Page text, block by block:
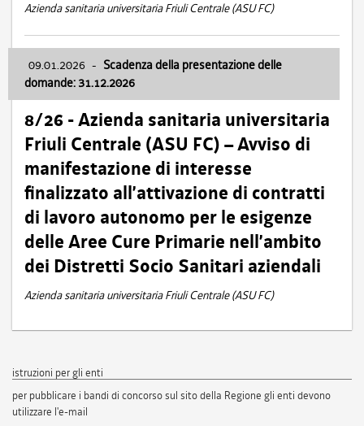
Azienda sanitaria universitaria Friuli Centrale (ASU FC)
09.01.2026 - Scadenza della presentazione delle
domande: 31.12.2026
8/26 - Azienda sanitaria universitaria
Friuli Centrale (ASU FC) – Avviso di
manifestazione di interesse
finalizzato all’attivazione di contratti
di lavoro autonomo per le esigenze
delle Aree Cure Primarie nell’ambito
dei Distretti Socio Sanitari aziendali
Azienda sanitaria universitaria Friuli Centrale (ASU FC)
istruzioni per gli enti
per pubblicare i bandi di concorso sul sito della Regione gli enti devono
utilizzare l'e-mail